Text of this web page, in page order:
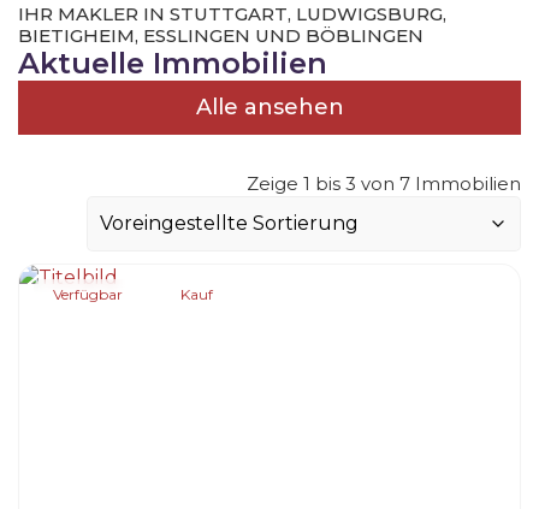
IHR MAKLER IN STUTTGART, LUDWIGSBURG,
BIETIGHEIM, ESSLINGEN UND BÖBLINGEN
Aktuelle Immobilien
Alle ansehen
Zeige 1 bis 3 von 7 Immobilien
Verfügbar Kauf